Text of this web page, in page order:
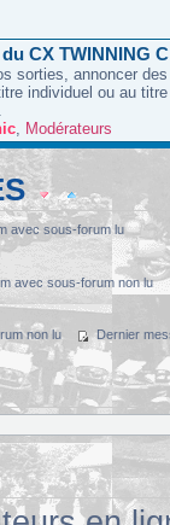
CX TWINNING
sorties, annoncer
individuel ou au
, Modérateurs
avec sous-forum lu
avec sous-forum non lu
non lu Dernier